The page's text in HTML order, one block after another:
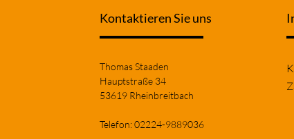
Kontaktieren Sie uns
Thomas Staaden
Hauptstraße 34
53619 Rheinbreitbach
Telefon: 02224-9889036